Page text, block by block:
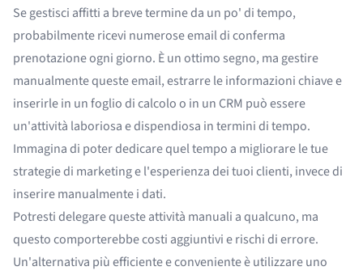
Se gestisci affitti a breve termine da un po' di tempo,
probabilmente ricevi numerose email di conferma
prenotazione ogni giorno. È un ottimo segno, ma gestire
manualmente queste email, estrarre le informazioni chiave e
inserirle in un foglio di calcolo o in un CRM può essere
un'attività laboriosa e dispendiosa in termini di tempo.
Immagina di poter dedicare quel tempo a migliorare le tue
strategie di marketing e l'esperienza dei tuoi clienti, invece di
inserire manualmente i dati.
Potresti delegare questeattività manuali a qualcuno, ma
questo comporterebbe costi aggiuntivi e rischi di errore.
Un'alternativa più efficiente e conveniente è utilizzare uno